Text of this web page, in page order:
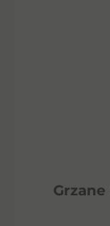
Grzane